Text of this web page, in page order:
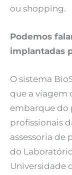
ou shopping.
Podemos
implantadas
O sistema
que a viagem
embarque do
profissionais
assessoria de
do
Universidade